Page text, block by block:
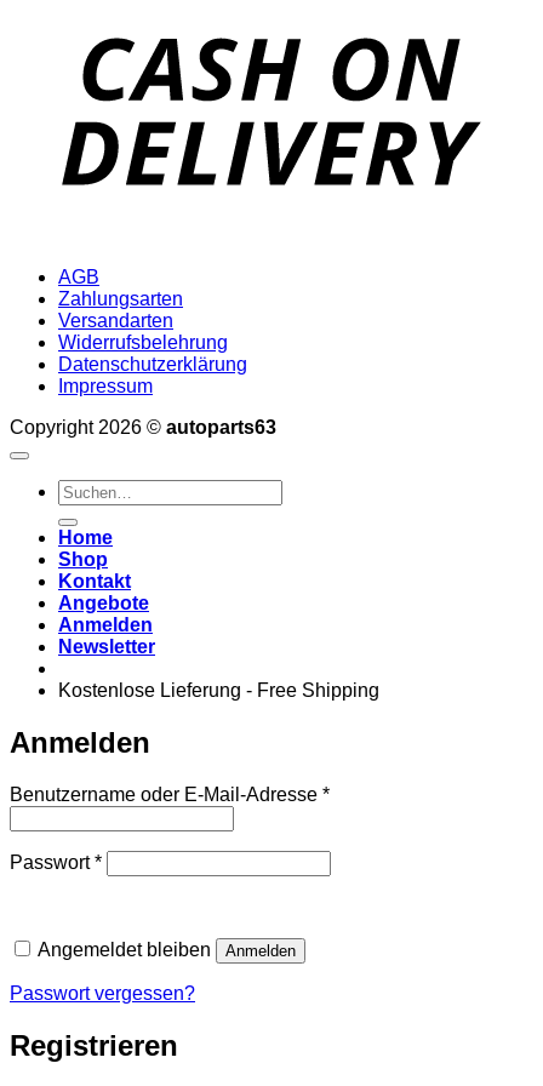
AGB
Zahlungsarten
Versandarten
Widerrufsbelehrung
Datenschutzerklärung
Impressum
Copyright 2026 © autoparts63
Suchen
nach:
Home
Shop
Kontakt
Angebote
Anmelden
Newsletter
Kostenlose Lieferung - Free Shipping
Anmelden
Benutzername oder E-Mail-Adresse *Erforderlich
Passwort*Erforderlich
Angemeldet bleiben Anmelden
Passwort vergessen?
Registrieren